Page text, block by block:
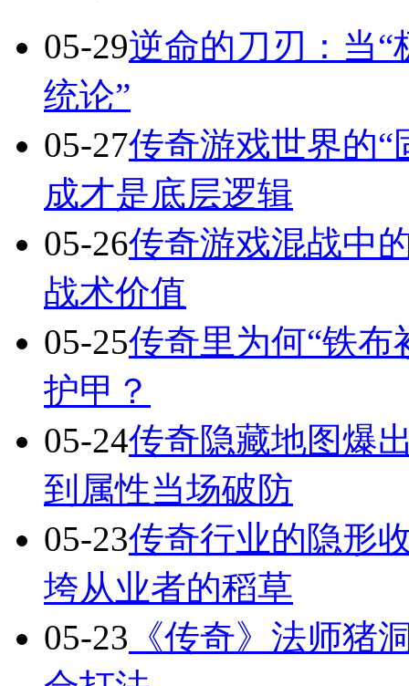
05-29逆命的刀刃：当“
统论”
05-27传奇游戏世界的“
成才是底层逻辑
05-26传奇游戏混战中
战术价值
05-25传奇里为何“铁布
护甲？
05-24传奇隐藏地图爆
到属性当场破防
05-23传奇行业的隐形
垮从业者的稻草
05-23 《传奇》法师猪